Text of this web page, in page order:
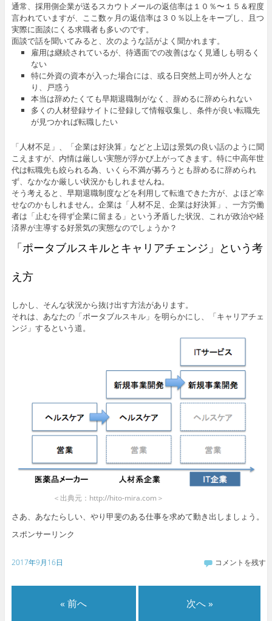
通常、採用側企業が送るスカウトメールの返信率は１０％〜１５＆程度
言われていますが、ここ数ヶ月の返信率は３０％以上をキープし、且つ
実際に面談にくる求職者も多いのです。
面談で話を聞いてみると、次のような話がよく聞かれます。
雇用は継続されているが、待遇面での改善はなく見通しも明るく
ない
特に外資の資本が入った場合には、或る日突然上司が外人とな
り、戸惑う
本当は辞めたくても早期退職制がなく、辞めるに辞められない
多くの人材登録サイトに登録して情報収集し、条件が良い転職先
が見つかれば転職したい
「人材不足」、「企業は好決算」などと上辺は景気の良い話のように聞
こえますが、内情は厳しい実態が浮かび上がってきます。特に中高年世
代は転職先も絞られる為、いくら不満が募ろうとも辞めるに辞められ
ず、なかなか厳しい状況かもしれませんね。
そう考えると、早期退職制度などを利用して転進できた方が、よほど幸
せなのかもしれません。企業は「人材不足、企業は好決算」、一方労働
者は「止むを得ず企業に留まる」という矛盾した状況、これが政治や経
済界が主導する好景気の実態なのでしょうか？
「ポータブルスキルとキャリアチェンジ」という考
え方
しかし、そんな状況から抜け出す方法があります。
それは、あなたの「ポータブルスキル」を明らかにし、「キャリアチェ
ンジ」するという道。
＜出典元：http://hito-mira.com＞
さあ、あなたらしい、やり甲斐のある仕事を求めて動き出しましょう。
スポンサーリンク
2017年9月16日 コメントを残す
« 前へ 次へ »